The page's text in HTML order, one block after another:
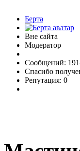
Берта
Вне сайта
Модератор
Сообщений:
Спасибо
Репутация: 0